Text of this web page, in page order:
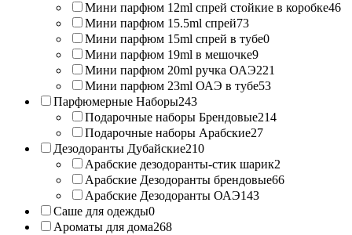
Мини парфюм 12ml спрей стойкие в коробке46
Мини парфюм 15.5ml спрей73
Мини парфюм 15ml спрей в тубе0
Мини парфюм 19ml в мешочке9
Мини парфюм 20ml ручка ОАЭ221
Мини парфюм 23ml ОАЭ в тубе53
Парфюмерные Наборы243
Подарочные наборы Брендовые214
Подарочные наборы Арабские27
Дезодоранты Дубайские210
Арабские дезодоранты-стик шарик2
Арабские Дезодоранты брендовые66
Арабские Дезодоранты ОАЭ143
Саше для одежды0
Ароматы для дома268